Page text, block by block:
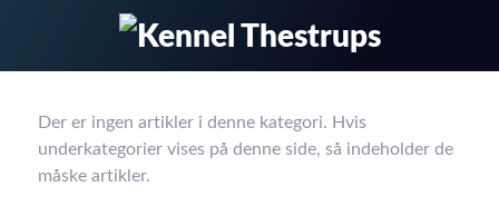
Der er ingen artikler i denne kategori. Hvis
underkategorier vises på denne side, så indeholder de
måske artikler.